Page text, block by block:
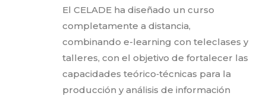
El CELADE ha diseñado un curso
completamente a distancia,
combinando e-learning con teleclases y
talleres, con el objetivo de fortalecer las
capacidades teórico‐técnicas para la
producción y análisis de información